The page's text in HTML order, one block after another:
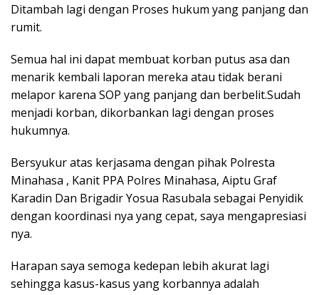
Ditambah lagi dengan Proses hukum yang panjang dan
rumit.
Semua hal ini dapat membuat korban putus asa dan
menarik kembali laporan mereka atau tidak berani
melapor karena SOP yang panjang dan berbelit.Sudah
menjadi korban, dikorbankan lagi dengan proses
hukumnya.
Bersyukur atas kerjasama dengan pihak Polresta
Minahasa , Kanit PPA Polres Minahasa, Aiptu Graf
Karadin Dan Brigadir Yosua Rasubala sebagai Penyidik
dengan koordinasi nya yang cepat, saya mengapresiasi
nya.
Harapan saya semoga kedepan lebih akurat lagi
sehingga kasus-kasus yang korbannya adalah